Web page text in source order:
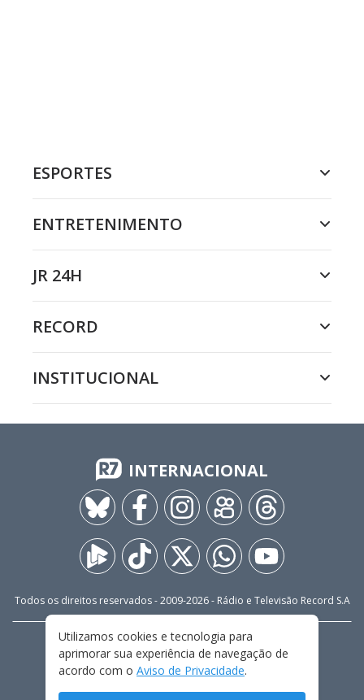
ESPORTES
ENTRETENIMENTO
JR 24H
RECORD
INSTITUCIONAL
INTERNACIONAL
Todos os direitos reservados - 2009-2026- Rádio e Televisão Record S.A
FALE CONOSCO
PRIVACIDADE
TERMOS E CONDIÇÕES DE USO
Utilizamos cookies e tecnologia para
aprimorar sua experiência de navegação de
acordo com o Aviso de Privacidade.